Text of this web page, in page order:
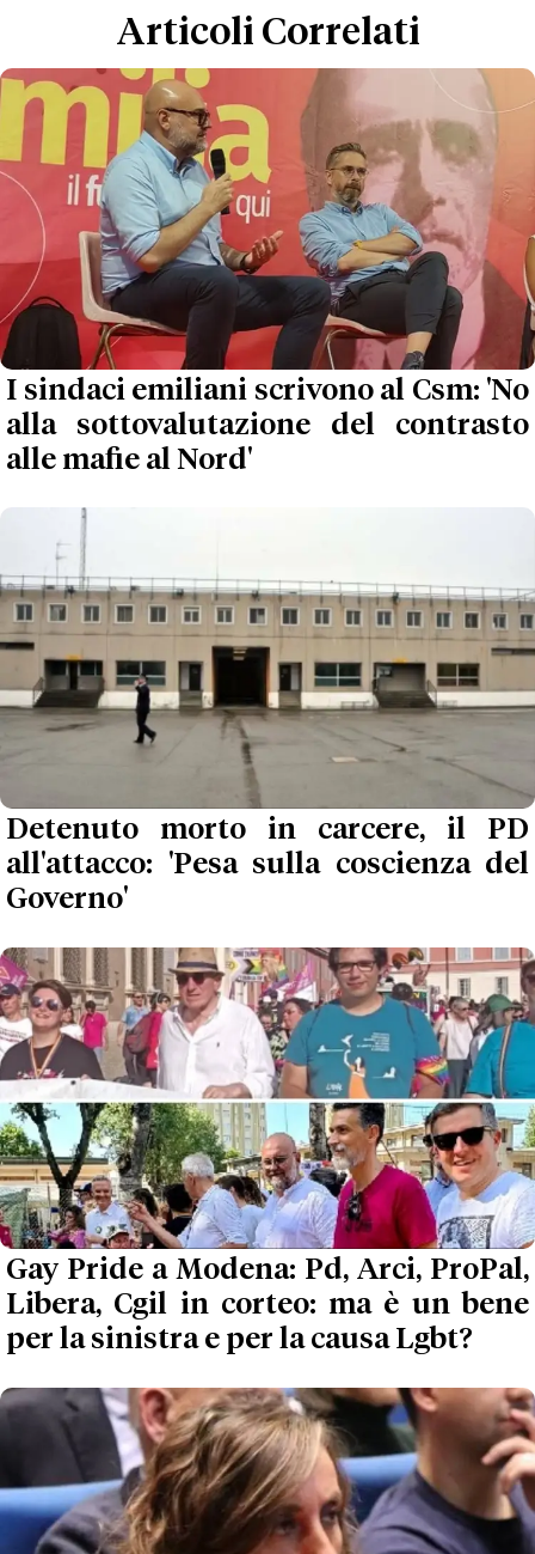
Articoli Correlati
I sindaci emiliani scrivono al Csm: 'No
alla sottovalutazione del contrasto
alle mafie al Nord'
Detenuto morto in carcere, il PD
all'attacco: 'Pesa sulla coscienza del
Governo'
Gay Pride a Modena: Pd, Arci, ProPal,
Libera, Cgil in corteo: ma è un bene
per la sinistra e per la causa Lgbt?